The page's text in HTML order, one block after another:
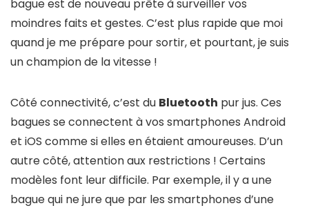
bague est de nouveau prête à surveiller vos
moindres faits et gestes. C’est plus rapide que moi
quand je me prépare pour sortir, et pourtant, je suis
un champion de la vitesse !
Côté connectivité, c’est du Bluetooth pur jus. Ces
bagues se connectent à vos smartphones Android
et iOS comme si elles en étaient amoureuses. D’un
autre côté, attention aux restrictions ! Certains
modèles font leur difficile. Par exemple, il y a une
bague qui ne jure que par les smartphones d’une